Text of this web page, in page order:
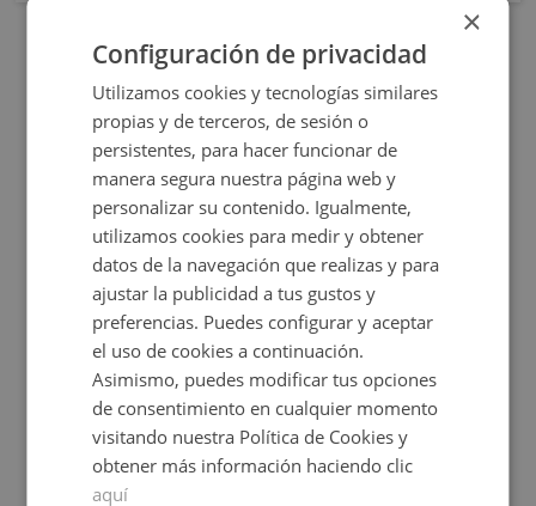
Rua Calvo Sotelo 211, 27600 Sarria - Lugo
Consultar precio
+ 61m2
×
Configuración de privacidad
Utilizamos cookies y tecnologías similares
propias y de terceros, de sesión o
persistentes, para hacer funcionar de
manera segura nuestra página web y
personalizar su contenido. Igualmente,
utilizamos cookies para medir y obtener
datos de la navegación que realizas y para
ajustar la publicidad a tus gustos y
preferencias. Puedes configurar y aceptar
el uso de cookies a continuación.
Asimismo, puedes modificar tus opciones
de consentimiento en cualquier momento
visitando nuestra Política de Cookies y
obtener más información haciendo clic
aquí